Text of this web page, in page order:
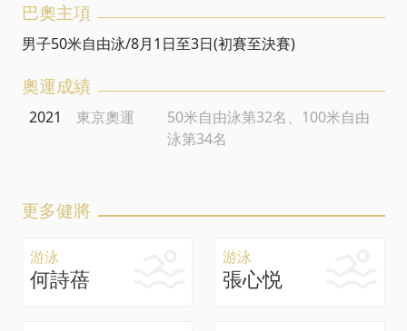
巴奧主項
男子50米自由泳/8月1日至3日(初賽至決賽)
奧運成績
2021 東京奧運
50米自由泳第32名、100米自由
泳第34名
更多健將
游泳
何詩蓓
游泳
張心悦